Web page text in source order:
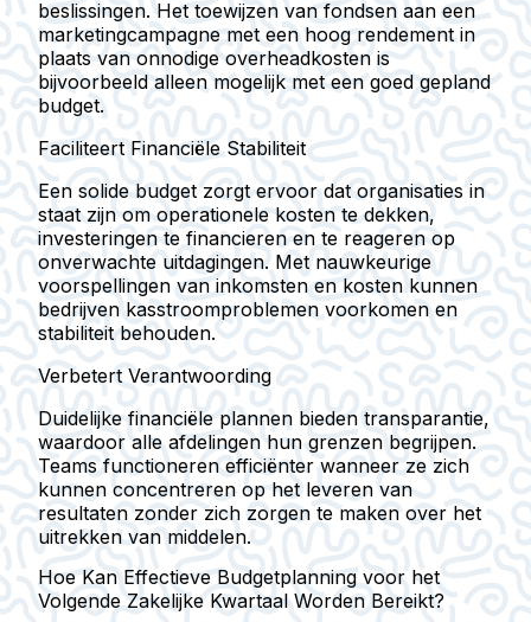
beslissingen. Het toewijzen van fondsen aan een
marketingcampagne met een hoog rendement in
plaats van onnodige overheadkosten is
bijvoorbeeld alleen mogelijk met een goed gepland
budget.
Faciliteert Financiële Stabiliteit
Een solide budget zorgt ervoor dat organisaties in
staat zijn om operationele kosten te dekken,
investeringen te financieren en te reageren op
onverwachte uitdagingen. Met nauwkeurige
voorspellingen van inkomsten en kosten kunnen
bedrijven kasstroomproblemen voorkomen en
stabiliteit behouden.
Verbetert Verantwoording
Duidelijke financiële plannen bieden transparantie,
waardoor alle afdelingen hun grenzen begrijpen.
Teams functioneren efficiënter wanneer ze zich
kunnen concentreren op het leveren van
resultaten zonder zich zorgen te maken over het
uitrekken van middelen.
Hoe Kan Effectieve Budgetplanning voor het
Volgende Zakelijke Kwartaal Worden Bereikt?